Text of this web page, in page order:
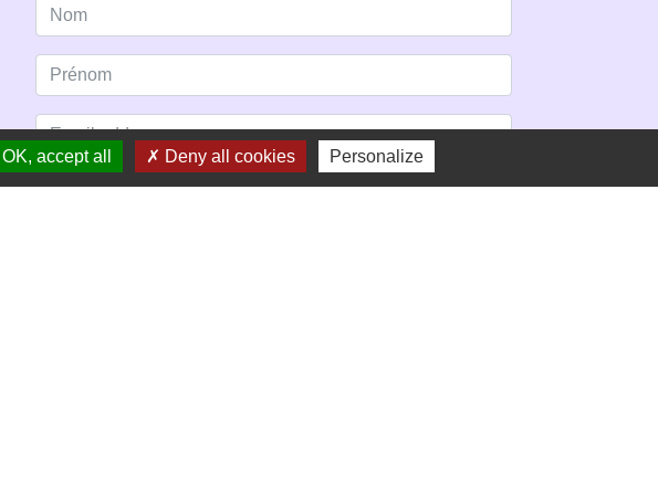
OK, accept all Deny all cookies Personalize